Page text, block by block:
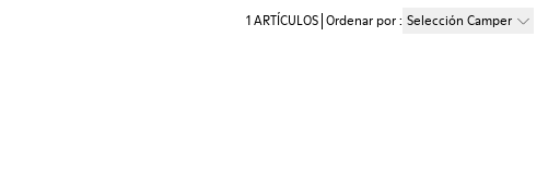
1ARTÍCULOS Ordenar por: Selección Camper